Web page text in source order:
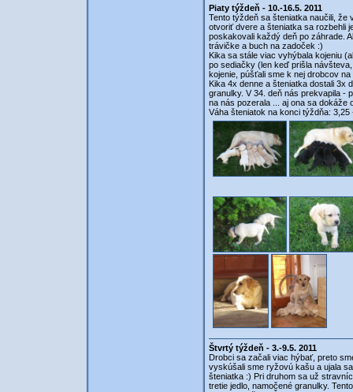
Piaty týždeň - 10.-16.5. 2011
Tento týždeň sa šteniatka naučili, že
otvoriť dvere a šteniatka sa rozbehli
poskakovali každý deň po záhrade.
trávičke a buch na zadoček :)
Kika sa stále viac vyhýbala kojeniu
po sediačky (len keď prišla
kojenie, púšťali sme k nej drobcov
Kika 4x denne a šteniatka dostali 3x
granulky. V 34. deň nás prekvapila -
na nás pozerala ... aj ona sa dokáže
Váha šteniatok na konci týždňa: 3,25
Štvrtý týždeň - 3.-9.5. 2011
Drobci sa začali viac hýbať, preto
vyskúšali sme ryžovú kašu a ujala
šteniatka :) Pri druhom sa už
tretie jedlo, namočené granulky.